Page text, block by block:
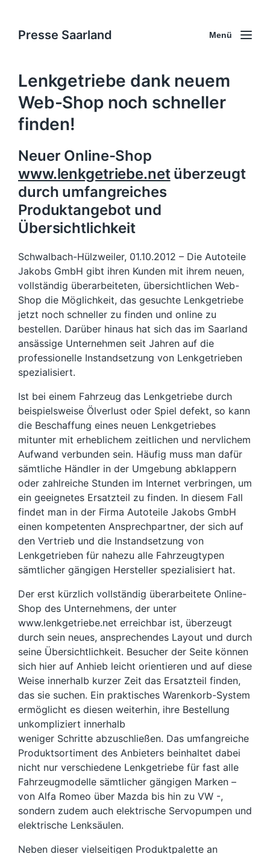
Presse Saarland Menü
Lenkgetriebe dank neuem
Web-Shop noch schneller
finden!
Neuer Online-Shop
www.lenkgetriebe.netüberzeugt
durch umfangreiches
Produktangebot und
Übersichtlichkeit
Schwalbach-Hülzweiler, 01.10.2012 – Die Autoteile
Jakobs GmbH gibt ihren Kunden mit ihrem neuen,
vollständig überarbeiteten, übersichtlichen Web-
Shop die Möglichkeit, das gesuchte Lenkgetriebe
jetzt noch schneller zu finden und online zu
bestellen. Darüber hinaus hat sich das im Saarland
ansässige Unternehmen seit Jahren auf die
professionelle Instandsetzung von Lenkgetrieben
spezialisiert.
Ist bei einem Fahrzeug das Lenkgetriebe durch
beispielsweise Ölverlust oder Spiel defekt, so kann
die Beschaffung eines neuen Lenkgetriebes
mitunter mit erheblichem zeitlichen und nervlichem
Aufwand verbunden sein. Häufig muss man dafür
sämtliche Händler in der Umgebung abklappern
oder zahlreiche Stunden im Internet verbringen, um
ein geeignetes Ersatzteil zu finden. In diesem Fall
findet man in der Firma Autoteile Jakobs GmbH
einen kompetenten Ansprechpartner, der sich auf
den Vertrieb und die Instandsetzung von
Lenkgetrieben für nahezu alle Fahrzeugtypen
sämtlicher gängigen Hersteller spezialisiert hat.
Der erst kürzlich vollständig überarbeitete Online-
Shop des Unternehmens, der unter
www.lenkgetriebe.net erreichbar ist, überzeugt
durch sein neues, ansprechendes Layout und durch
seine Übersichtlichkeit. Besucher der Seite können
sich hier auf Anhieb leicht orientieren und auf diese
Weise innerhalb kurzer Zeit das Ersatzteil finden,
das sie suchen. Ein praktisches Warenkorb-System
ermöglicht es diesen weiterhin, ihre Bestellung
unkompliziert innerhalb
weniger Schritte abzuschließen. Das umfangreiche
Produktsortiment des Anbieters beinhaltet dabei
nicht nur verschiedene Lenkgetriebe für fast alle
Fahrzeugmodelle sämtlicher gängigen Marken –
von Alfa Romeo über Mazda bis hin zu VW -,
sondern zudem auch elektrische Servopumpen und
elektrische Lenksäulen.
Neben dieser vielseitigen Produktpalette an